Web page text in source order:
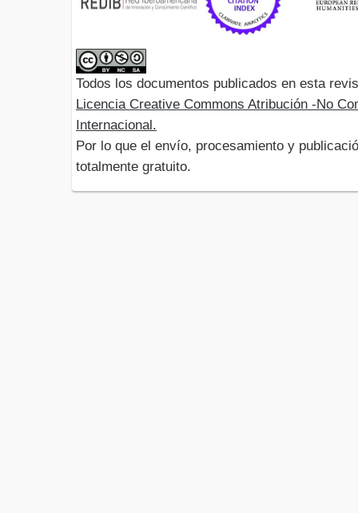
Todos los documentos publicados en esta
Licencia Creative Commons Atribución -No
Internacional.
Por lo que el envío, procesamiento y
totalmente gratuito.